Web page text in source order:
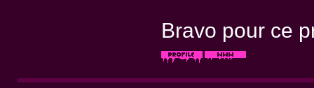
Bravo pour ce